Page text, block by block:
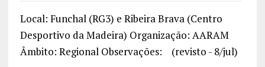
c
h
a
a
r
v
i
g
Local: Funchal (RG3) e Ribeira Brava (Centro
Desportivo da Madeira) Organização: AARAM
Âmbito: Regional Observações: (revisto - 8/jul)